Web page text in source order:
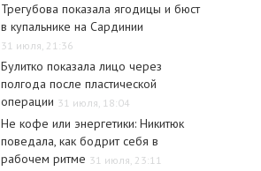
Трегубова показала ягодицы и бюст
в купальнике на Сардинии
31 июля, 21:36
Булитко показала лицо через
полгода после пластической
операции 31 июля, 18:04
Не кофе или энергетики: Никитюк
поведала, как бодрит себя в
рабочем ритме 31 июля, 23:11